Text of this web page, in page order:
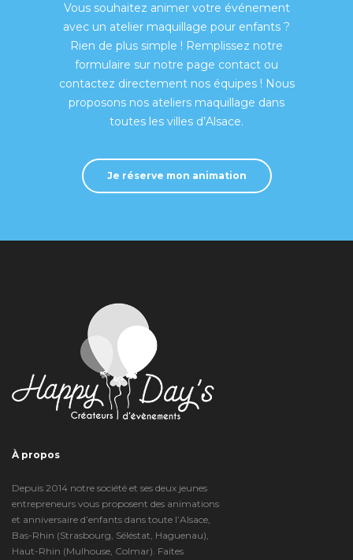
Vous souhaitez animer votre événement
avec un atelier maquillage pour enfants ?
Rien de plus simple ! Remplissez notre
formulaire sur notre page contact ou
contactez directement nos équipes ! Nous
proposons nos ateliers maquillage dans
toutes les villes d’Alsace.
Je réserve mon animation
À propos
Depuis 2014 notre société et ses deux jeunes
entrepreneurs vous proposent des animations
et anniversaire d’enfants dans toute l’Alsace,
Bas-Rhin (Strasbourg, Séléstat, Haguenau),
Haut-Rhin (Mulhouse, Colmar). Faites